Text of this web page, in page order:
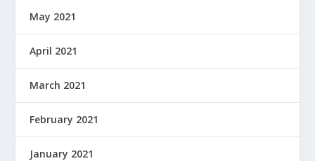
May 2021
April 2021
March 2021
February 2021
January 2021